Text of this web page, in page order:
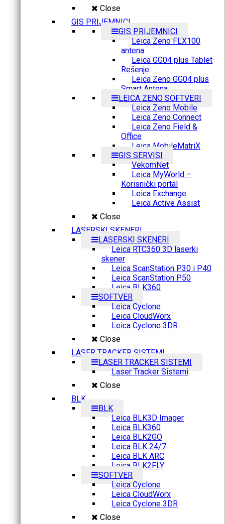
Close
GIS PRIJEMNICI
GIS PRIJEMNICI
Leica Zeno FLX100
antena
Leica GG04 plus Tablet
Rešenje
Leica Zeno GG04 plus
Smart Antena
LEICA ZENO SOFTVERI
Leica Zeno Mobile
Leica Zeno Connect
Leica Zeno Field &
Office
Leica MobileMatriX
GIS SERVISI
VekomNet
Leica MyWorld –
Korisnički portal
Leica Exchange
Leica Active Assist
Close
LASERSKI SKENERI
LASERSKI SKENERI
Leica RTC360 3D laserki
skener
Leica ScanStation P30 i P40
Leica ScanStation P50
Leica BLK360
SOFTVER
Leica Cyclone
Leica CloudWorx
Leica Cyclone 3DR
Close
LASER TRACKER SISTEMI
LASER TRACKER SISTEMI
Laser Tracker Sistemi
Close
BLK
BLK
Leica BLK3D Imager
Leica BLK360
Leica BLK2GO
Leica BLK 24/7
Leica BLK ARC
Leica BLK2FLY
SOFTVER
Leica Cyclone
Leica CloudWorx
Leica Cyclone 3DR
Close